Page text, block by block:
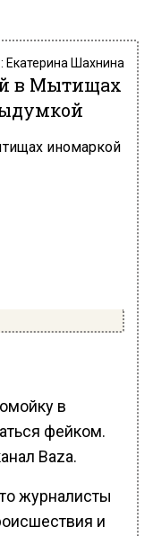
Екатерина Шахнина
в Мытищах
в
фейком.
Baza.
журналисты
и